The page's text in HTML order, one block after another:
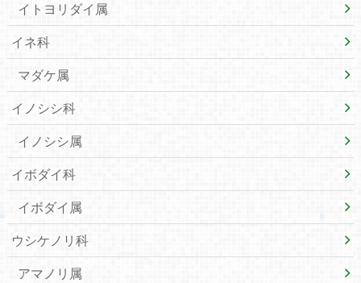
イトヨリダイ属
イネ科
マダケ属
イノシシ科
イノシシ属
イボダイ科
イボダイ属
ウシケノリ科
アマノリ属